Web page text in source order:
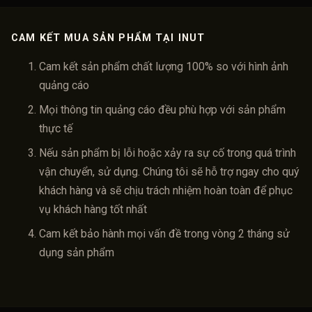
CAM KẾT MUA SẢN PHẨM TẠI INUT
Cam kết sản phẩm chất lượng 100% so với hình ảnh
quảng cáo
Mọi thông tin quảng cáo đều phù hợp với sản phẩm
thực tế
Nếu sản phẩm bị lỗi hoặc xảy ra sự cố trong quá trình
vận chuyển, sử dụng. Chúng tôi sẽ hỗ trợ ngay cho quý
khách hàng và sẽ chịu trách nhiệm hoàn toàn để phục
vụ khách hàng tốt nhất
Cam kết bảo hành mọi vấn đề trong vòng 2 tháng sử
dụng sản phẩm